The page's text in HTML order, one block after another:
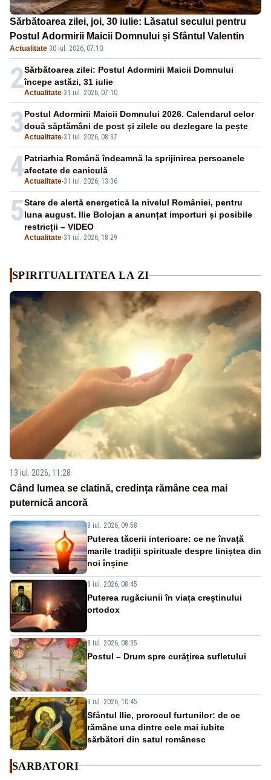
Sărbătoarea zilei, joi, 30 iulie: Lăsatul secului pentru
Postul Adormirii Maicii Domnului și Sfântul Valentin
Actualitate·30 iul. 2026, 07:10
2Actualitate-31 iul. 2026, 07:10
Sărbătoarea zilei: Postul Adormirii Maicii Domnului
începe astăzi, 31 iulie
3Actualitate-31 iul. 2026, 08:37
Postul Adormirii Maicii Domnului 2026. Calendarul celor
două săptămâni de post și zilele cu dezlegare la pește
4Actualitate-31 iul. 2026, 13:36
Patriarhia Română îndeamnă la sprijinirea persoanele
afectate de caniculă
5
Actualitate-31 iul. 2026, 18:29
Stare de alertă energetică la nivelul României, pentru
luna august. Ilie Bolojan a anunțat importuri și posibile
restricții – VIDEO
SPIRITUALITATEA LA ZI
13 iul. 2026, 11:28
Când lumea se clatină, credința rămâne cea mai
puternică ancoră
9 iul. 2026, 09:58
Puterea tăcerii interioare: ce ne învață
marile tradiții spirituale despre liniștea din
noi înșine
8 iul. 2026, 08:45
Puterea rugăciunii în viața creștinului
ortodox
8 iul. 2026, 08:35
Postul – Drum spre curățirea sufletului
3 iul. 2026, 10:45
Sfântul Ilie, prorocul furtunilor: de ce
rămâne una dintre cele mai iubite
sărbători din satul românesc
SARBATORI